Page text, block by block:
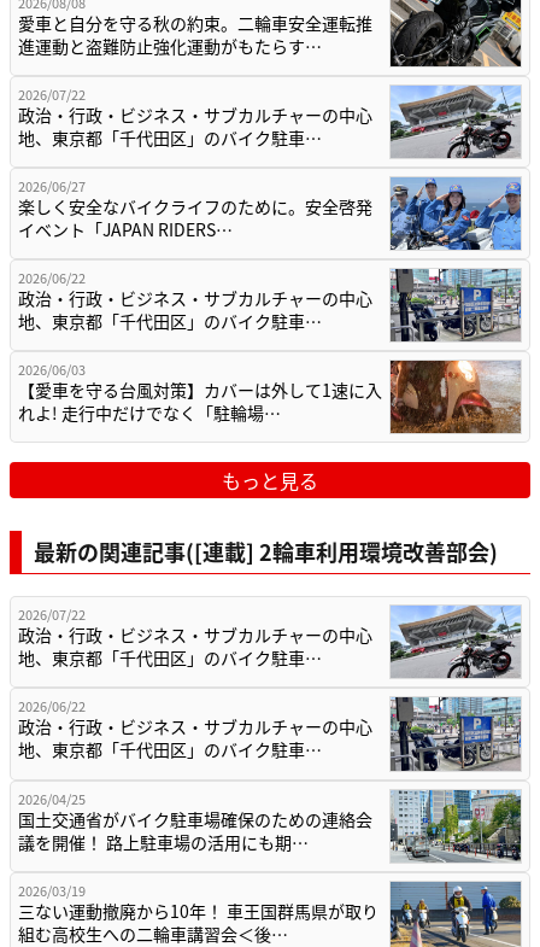
愛車と自分を守る秋の約束。二輪車安全運転推
進運動と盗難防止強化運動がもたらす…
2026/07/22
政治・行政・ビジネス・サブカルチャーの中心
地、東京都「千代田区」のバイク駐車…
2026/06/27
楽しく安全なバイクライフのために。安全啓発
イベント「JAPAN RIDERS…
2026/06/22
政治・行政・ビジネス・サブカルチャーの中心
地、東京都「千代田区」のバイク駐車…
2026/06/03
【愛車を守る台風対策】カバーは外して1速に入
れよ! 走行中だけでなく「駐輪場…
もっと見る
最新の関連記事([連載] 2輪車利用環境改善部会)
2026/07/22
政治・行政・ビジネス・サブカルチャーの中心
地、東京都「千代田区」のバイク駐車…
2026/06/22
政治・行政・ビジネス・サブカルチャーの中心
地、東京都「千代田区」のバイク駐車…
2026/04/25
国土交通省がバイク駐車場確保のための連絡会
議を開催！ 路上駐車場の活用にも期…
2026/03/19
三ない運動撤廃から10年！ 車王国群馬県が取り
組む高校生への二輪車講習会＜後…